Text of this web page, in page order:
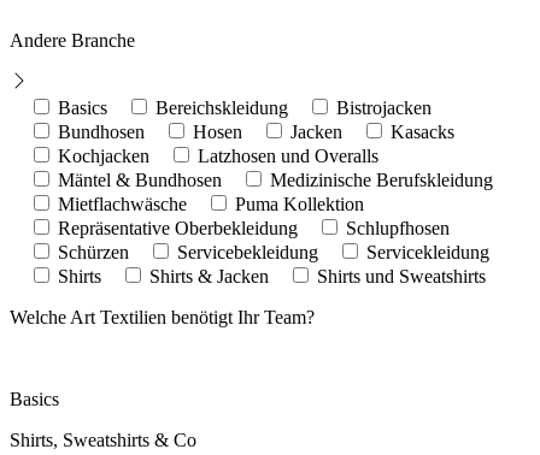
Andere Branche
Basics Bereichskleidung
Bistrojacken
Bundhosen
Hosen Jacken
Kasacks
Kochjacken
Latzhosen und Overalls
Mäntel & Bundhosen
Medizinische Berufskleidung
Mietflachwäsche
Puma Kollektion
Repräsentative Oberbekleidung
Schlupfhosen
Schürzen
Servicebekleidung
Servicekleidung
Shirts
Shirts & Jacken
Shirts und Sweatshirts
Welche Art Textilien benötigt Ihr Team?
Basics
Shirts, Sweatshirts & Co